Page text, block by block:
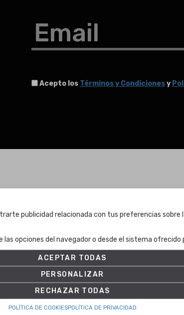
Email
Acepto los Términos y Condicionesy
Términos y condiciones
Política de Privacidad
Política de cookies
Ajuste de Cookies
publicidad relacionada con tus preferencias
opciones del navegador o desde el sistema ofrecido
ACEPTAR TODAS
PERSONALIZAR
RECHAZAR TODAS
POLÍTICA DE COOKIESPOLÍTICA DE PRIVACIDAD